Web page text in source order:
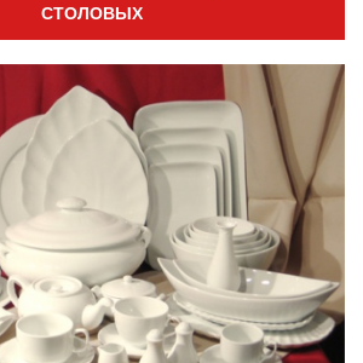
СТОЛОВЫХ